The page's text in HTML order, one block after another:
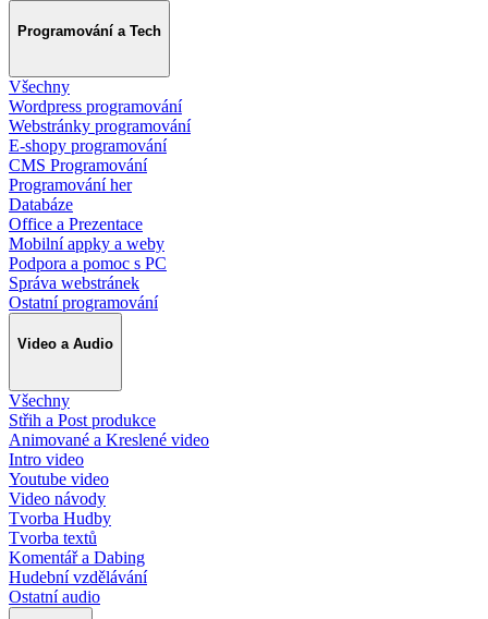
Programování a Tech
Všechny
Wordpress programování
Webstránky programování
E-shopy programování
CMS Programování
Programování her
Databáze
Office a Prezentace
Mobilní appky a weby
Podpora a pomoc s PC
Správa webstránek
Ostatní programování
Video a Audio
Všechny
Střih a Post produkce
Animované a Kreslené video
Intro video
Youtube video
Video návody
Tvorba Hudby
Tvorba textů
Komentář a Dabing
Hudební vzdělávání
Ostatní audio